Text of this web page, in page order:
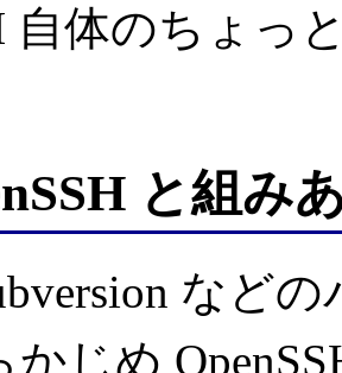
自体のちょっ
と組み
など
かじめ